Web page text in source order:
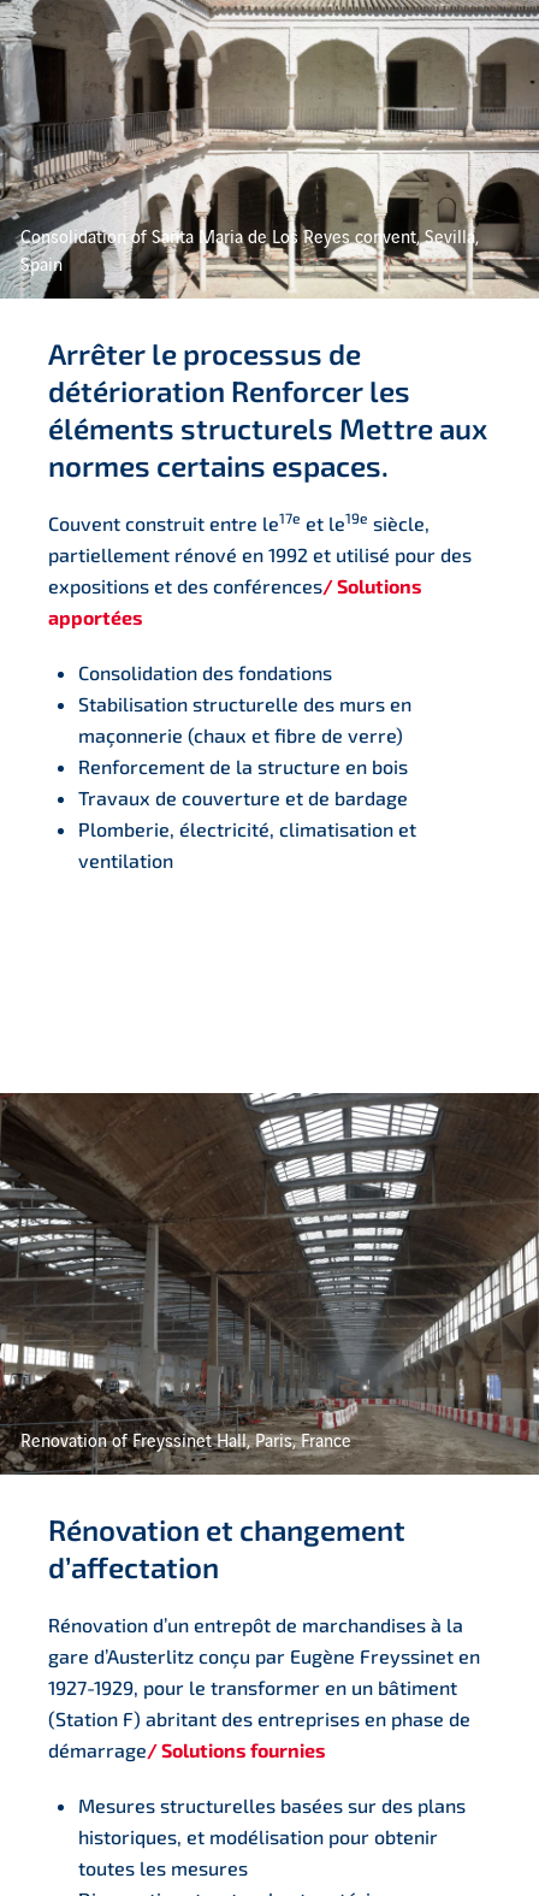
Consolidation of Santa Maria de Los Reyes convent, Sevilla,
Spain
Arrêter le processus de
détérioration Renforcer les
éléments structurels Mettre aux
normes certains espaces.
Couvent construit entre le17e et le19e siècle,
partiellement rénové en 1992 et utilisé pour des
expositions et des conférences/ Solutions
apportées
Consolidation des fondations
Stabilisation structurelle des murs en
maçonnerie (chaux et fibre de verre)
Renforcement de la structure en bois
Travaux de couverture et de bardage
Plomberie, électricité, climatisation et
ventilation
Rénovation et changement
d’affectation
Rénovation d’un entrepôt de marchandises à la
gare d’Austerlitz conçu par Eugène Freyssinet en
1927-1929, pour le transformer en un bâtiment
(Station F) abritant des entreprises en phase de
démarrage/ Solutions fournies
Mesures structurelles basées sur des plans
historiques, et modélisation pour obtenir
toutes les mesures
Renovation of Freyssinet Hall, Paris, France